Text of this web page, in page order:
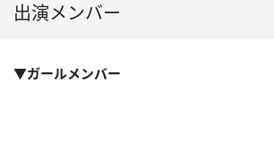
出演メンバー
▼ガールメンバー